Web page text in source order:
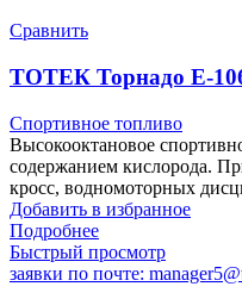
Сравнить
ТОТЕК Торнадо Е-
Спортивное топливо
Высокооктановое
содержанием кислорода.
кросс, водномоторных
Добавить в избранное
Подробнее
Быстрый просмотр
заявки по почте: